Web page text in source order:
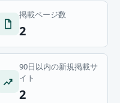
掲載ページ数
2
90日以内の新規掲載サ
イト
2